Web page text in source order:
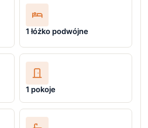
1 łóżko podwójne
1 pokoje